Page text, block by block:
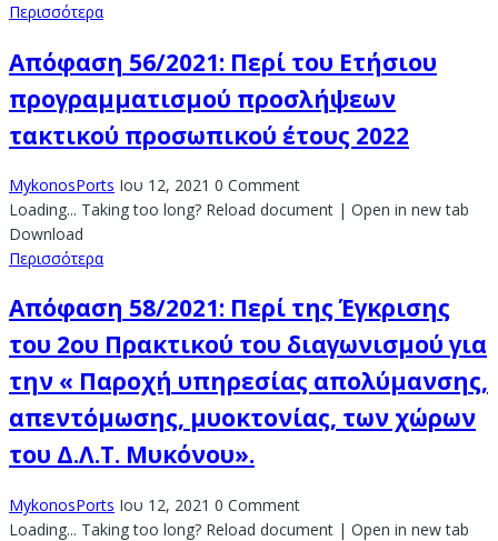
Περισσότερα
Απόφαση 56/2021: Περί του Ετήσιου
προγραμματισμού προσλήψεων
τακτικού προσωπικού έτους 2022
MykonosPorts Ιου 12, 2021 0 Comment
Loading... Taking too long? Reload document | Open in new tab
Download
Περισσότερα
Απόφαση 58/2021: Περί της Έγκρισης
του 2ου Πρακτικού του διαγωνισμού για
την « Παροχή υπηρεσίας απολύμανσης,
απεντόμωσης, μυοκτονίας, των χώρων
του Δ.Λ.Τ. Μυκόνου».
MykonosPorts Ιου 12, 2021 0 Comment
Loading... Taking too long? Reload document | Open in new tab